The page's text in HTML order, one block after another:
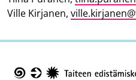
Ville Kirjanen,